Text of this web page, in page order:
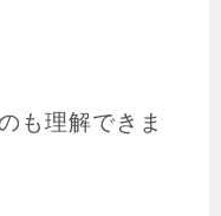
も理解できま